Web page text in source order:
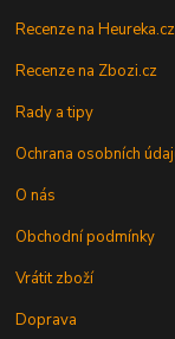
Recenze na Heureka.cz
Recenze na Zbozi.cz
Rady a tipy
Ochrana osobních
O nás
Obchodní podmínky
Vrátit zboží
Doprava